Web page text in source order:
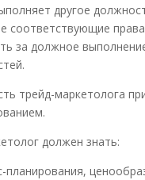
другое
соответствующие
за должное
трейд-маркетолога
должен знать:
планирования,